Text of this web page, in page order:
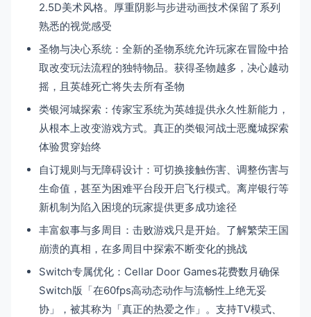
2.5D美术风格。厚重阴影与步进动画技术保留了系列
熟悉的视觉感受
圣物与决心系统：全新的圣物系统允许玩家在冒险中拾
取改变玩法流程的独特物品。获得圣物越多，决心越动
摇，且英雄死亡将失去所有圣物
类银河城探索：传家宝系统为英雄提供永久性新能力，
从根本上改变游戏方式。真正的类银河战士恶魔城探索
体验贯穿始终
自订规则与无障碍设计：可切换接触伤害、调整伤害与
生命值，甚至为困难平台段开启飞行模式。离岸银行等
新机制为陷入困境的玩家提供更多成功途径
丰富叙事与多周目：击败游戏只是开始。了解繁荣王国
崩溃的真相，在多周目中探索不断变化的挑战
Switch专属优化：Cellar Door Games花费数月确保
Switch版「在60fps高动态动作与流畅性上绝无妥
协」，被其称为「真正的热爱之作」。支持TV模式、